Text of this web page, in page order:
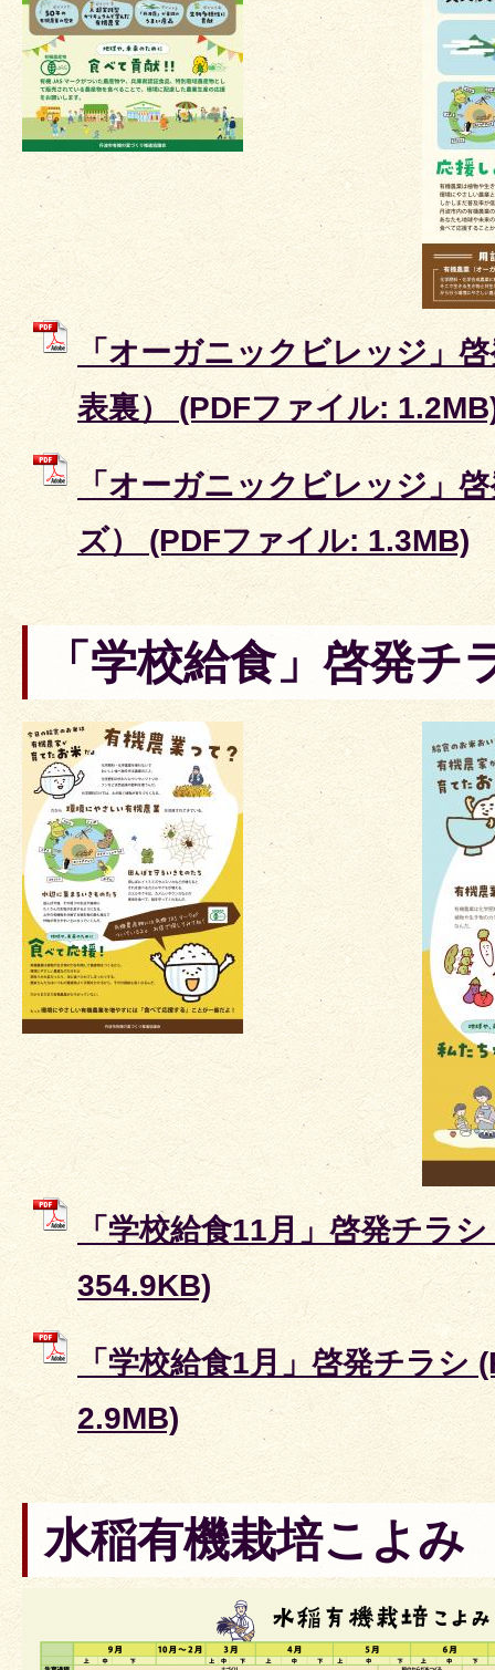
「オーガニックビレッジ」
表裏） (PDFファイル:
「オーガニックビレッジ」
ズ） (PDFファイル: 1.3MB)
「学校給食」啓発チ
「学校給食11月」啓発チラ
354.9KB)
「学校給食1月」啓発チラシ
2.9MB)
水稲有機栽培こよみ